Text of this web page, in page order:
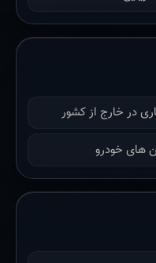
در خارج از کشور
های خودرو